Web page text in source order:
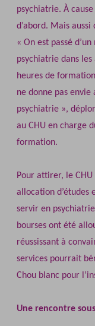
psychiatrie. À
d’abord. Mais
« On est passé
psychiatrie dans
heures de
ne donne pas
psychiatrie »,
au CHU en charge
formation.
Pour attirer, le
allocation d’études
servir en
bourses ont été
réussissant à
services pourrait
Chou blanc pour
Une rencontre